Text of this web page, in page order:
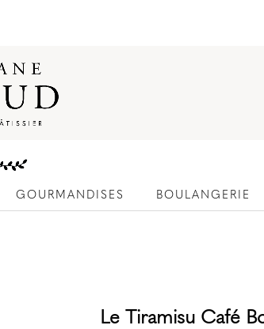
GOURMANDISES BOULANGERIE
Le Tiramisu Café